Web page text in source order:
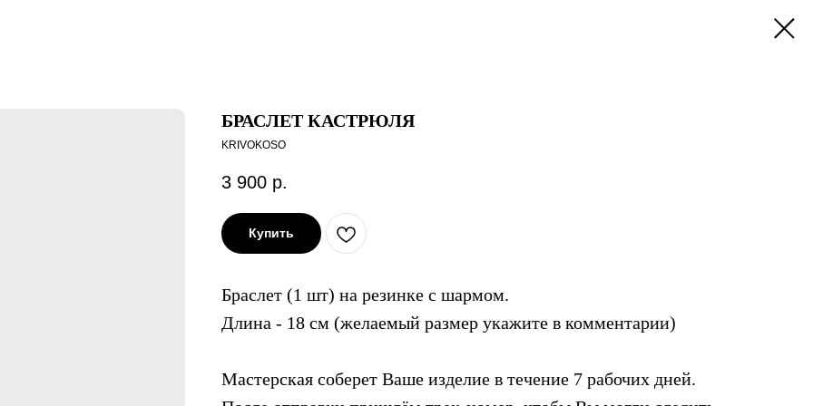
БРАСЛЕТ КАСТРЮЛЯ
KRIVOKOSO
3 900 р.
Купить
Браслет (1 шт) на резинке с шармом.
Длина - 18 см (желаемый размер укажите в комментарии)
Мастерская соберет Ваше изделие в течение 7 рабочих дней.